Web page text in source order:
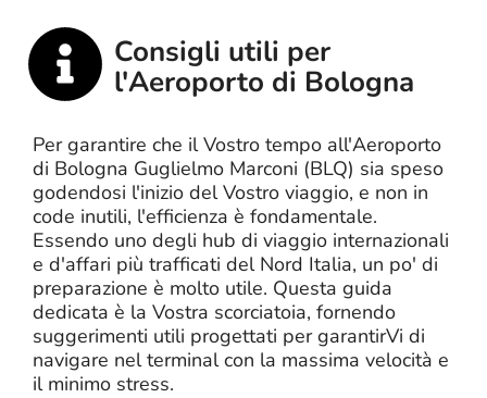
Consigli utili per
l'Aeroporto di Bologna
Per garantire che il Vostro tempo all'Aeroporto
di Bologna Guglielmo Marconi (BLQ) sia speso
godendosi l'inizio del Vostro viaggio, e non in
code inutili, l'efficienza è fondamentale.
Essendo uno degli hub di viaggio internazionali
e d'affari più trafficati del Nord Italia, un po' di
preparazione è molto utile. Questa guida
dedicata è la Vostra scorciatoia, fornendo
suggerimenti utili progettati per garantirVi di
navigare nel terminal con la massima velocità e
il minimo stress.